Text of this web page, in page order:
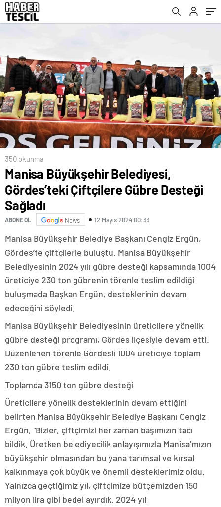
350 okunma
Manisa Büyükşehir Belediyesi,
Gördes’teki Çiftçilere Gübre Desteği
Sağladı
ABONE OL News 12 Mayıs 2024 00:33
Manisa Büyükşehir Belediye Başkanı Cengiz Ergün,
Gördes’te çiftçilerle buluştu. Manisa Büyükşehir
Belediyesinin 2024 yılı gübre desteği kapsamında 1004
üreticiye 230 ton gübrenin törenle teslim edildiği
buluşmada Başkan Ergün, desteklerinin devam
edeceğini söyledi.
Manisa Büyükşehir Belediyesinin üreticilere yönelik
gübre desteği programı, Gördes ilçesiyle devam etti.
Düzenlenen törenle Gördesli 1004 üreticiye toplam
230 ton gübre teslim edildi.
Toplamda 3150 ton gübre desteği
Üreticilere yönelik desteklerinin devam ettiğini
belirten Manisa Büyükşehir Belediye Başkanı Cengiz
Ergün, “Bizler, çiftçimizi her zaman başımızın tacı
bildik. Üretken belediyecilik anlayışımızla Manisa’mızın
büyükşehir olmasından bu yana tarımsal ve kırsal
kalkınmaya çok büyük ve önemli desteklerimiz oldu.
Yalnızca geçtiğimiz yıl, çiftçimize bütçemizden 150
milyon lira gibi bedel ayırdık. 2024 yılı